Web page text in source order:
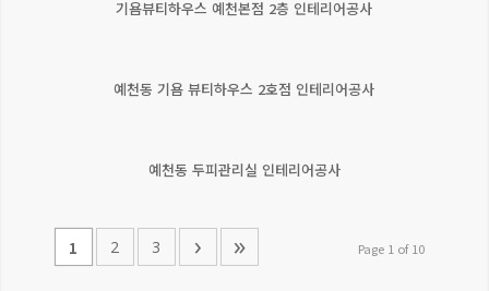
기욤뷰티하우스 예천본점 2층 인테리어공사
예천동 기욤 뷰티하우스 2호점 인테리어공사
예천동 두피관리실 인테리어공사
Page 1 of 10
1 2 3 › »